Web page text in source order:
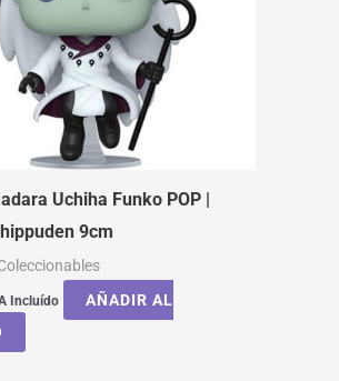
Uchiha Funko POP |
9cm
Incluído
AÑADIR AL